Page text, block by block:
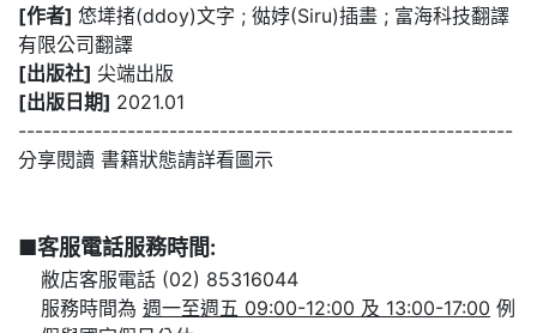
[作者] 㥋㙚㨋(ddoy)文字 ; 㣨㛘(Siru)插畫 ; 富海科技翻譯
有限公司翻譯
[出版社] 尖端出版
[出版日期] 2021.01
-----------------------------------------------------------
分享閱讀 書籍狀態請詳看圖示
■客服電話服務時間:
敝店客服電話 (02) 85316044
服務時間為 週一至週五 09:00-12:00 及 13:00-17:00 例